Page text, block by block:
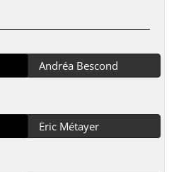
Andréa Bescond
Eric Métayer